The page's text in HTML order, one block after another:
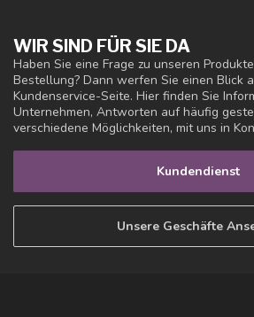
WIR SIND FÜR SIE DA
Haben Sie eine Frage zu unseren
Bestellung? Dann werfen Sie einen Blick
Kundenservice-Seite. Hier finden Sie
Unternehmen, Antworten auf häufig
verschiedene Möglichkeiten, mit uns in
Kundendienst
Unsere Geschäfte